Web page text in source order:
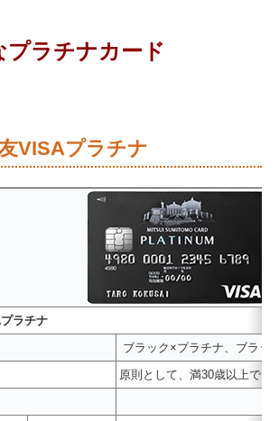
プラチナカード
VISAプラチナ
ラチナ
ブラック×プラチナ、ブラッ
原則として、満30歳以上で